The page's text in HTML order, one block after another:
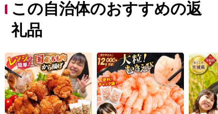
人気の気仙沼ホルモンなどがあり、美食の街としての一
面も持っています。
東日本大震災では大きな被害を受けましたが、温かい御
支援により一歩ずつ復興の道を歩んでいます。「世界と
い。
この自治体のおすすめの返
礼品